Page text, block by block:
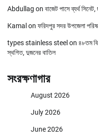
Abdullag on বাজেট পাসে ব্যর্থ
Kamal on ফরিদপুর সদর উপজেলা
types stainless steel on ৪৮তম
স্থগিত, দুজনের বাতিল
সংরক্ষণাগার
August 2026
July 2026
June 2026